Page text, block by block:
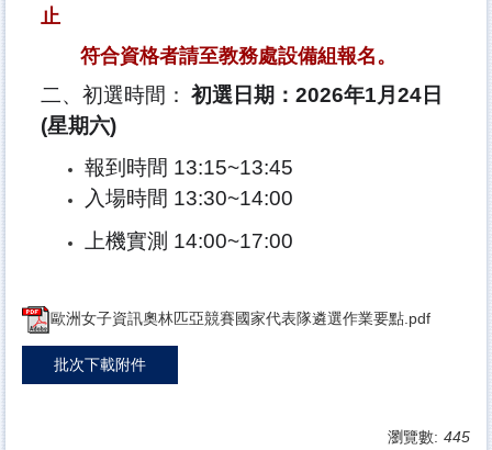
止
符合資格者請至教務處設備組報名。
二、初選時間： 初選日期： 2026年1月 24 日
(星期六)
報到時間 13:15~13:45
入場時間 13:30~14:00
上機實測 14:00~17:00
歐洲女子資訊奧林匹亞競賽國家代表隊遴選作業要點.pdf
批次下載附件
瀏覽數: 445